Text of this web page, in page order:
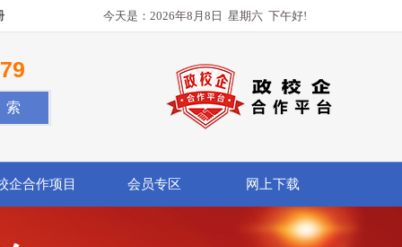
今天是： 2026年8月8日 星期六 下午好!
企合作项目 会员专区 网上下载